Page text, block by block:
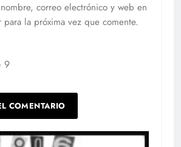
correo electrónico y web en
para la próxima vez que comente.
9